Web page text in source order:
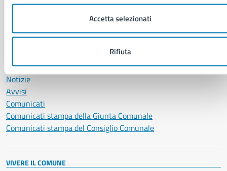
Accetta selezionati
Rifiuta
Salute, benessere e assistenza
Vita lavorativa
NOVITÀ
Notizie
Avvisi
Comunicati
Comunicati stampa della Giunta Comunale
Comunicati stampa del Consiglio Comunale
VIVERE IL COMUNE